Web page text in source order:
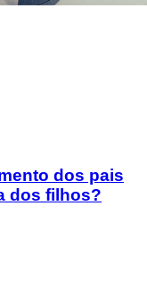
dos pais
dos filhos?